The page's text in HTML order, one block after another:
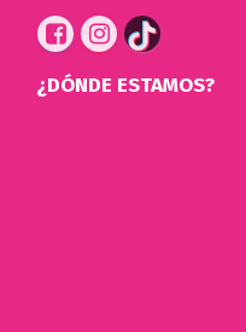
¿DÓNDE ESTAMOS?